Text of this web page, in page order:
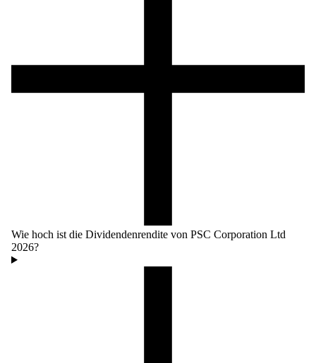
Wie hoch ist die Dividendenrendite von PSC Corporation Ltd
2026?